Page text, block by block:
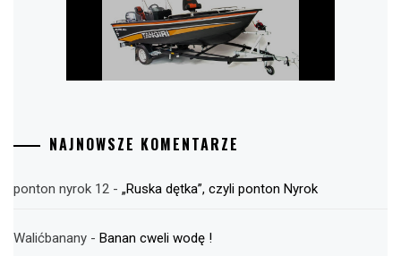
NAJNOWSZE KOMENTARZE
ponton nyrok 12 - „Ruska dętka”, czyli ponton Nyrok
Walićbanany - Banan cweli wodę !